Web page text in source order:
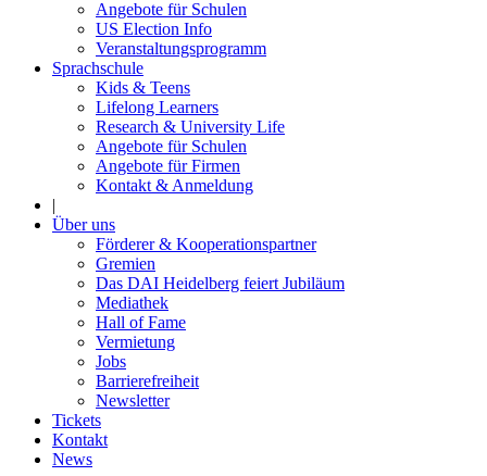
Angebote für Schulen
US Election Info
Veranstaltungsprogramm
Sprachschule
Kids & Teens
Lifelong Learners
Research & University Life
Angebote für Schulen
Angebote für Firmen
Kontakt & Anmeldung
|
Über uns
Förderer & Kooperationspartner
Gremien
Das DAI Heidelberg feiert Jubiläum
Mediathek
Hall of Fame
Vermietung
Jobs
Barrierefreiheit
Newsletter
Tickets
Kontakt
News